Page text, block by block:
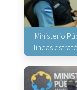
Ministerio
líneas